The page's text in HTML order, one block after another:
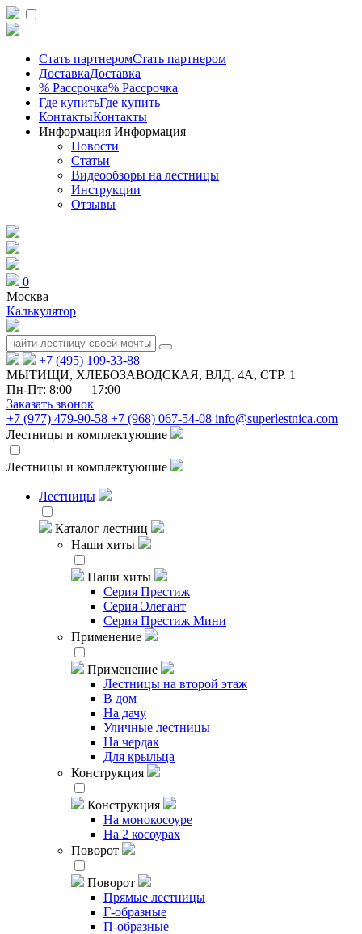
Стать партнеромСтать партнером
ДоставкаДоставка
% Рассрочка% Рассрочка
Где купитьГде купить
КонтактыКонтакты
Информация Информация
Новости
Статьи
Видеообзоры на лестницы
Инструкции
Отзывы
0
Москва
Калькулятор
+7 (495) 109-33-88
МЫТИЩИ, ХЛЕБОЗАВОДСКАЯ, ВЛД. 4А, СТР. 1
Пн-Пт: 8:00 — 17:00
Заказать звонок
+7 (977) 479-90-58 +7 (968) 067-54-08 info@superlestnica.com
Лестницы и комплектующие
Лестницы и комплектующие
Лестницы
Каталог лестниц
Наши хиты
Наши хиты
Серия Престиж
Серия Элегант
Серия Престиж Мини
Применение
Применение
Лестницы на второй этаж
В дом
На дачу
Уличные лестницы
На чердак
Для крыльца
Конструкция
Конструкция
На монокосоуре
На 2 косоурах
Поворот
Поворот
Прямые лестницы
Г-образные
П-образные